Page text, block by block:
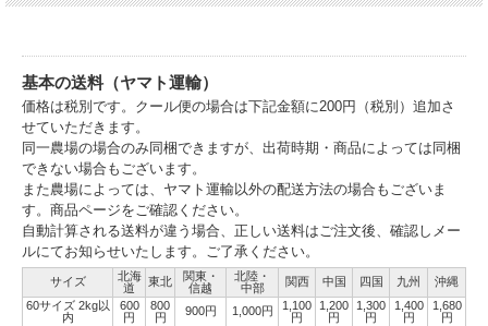
基本の送料（ヤマト運輸）
価格は税別です。クール便の場合は下記金額に200円（税別）追加さ
せていただきます。
同一農場の場合のみ同梱できますが、出荷時期・商品によっては同梱
できない場合もございます。
また農場によっては、ヤマト運輸以外の配送方法の場合もございま
す。商品ページをご確認ください。
自動計算される送料が違う場合、正しい送料はご注文後、確認しメー
ルにてお知らせいたします。ご了承ください。
サイズ
北海
道
東北
関東・
信越
北陸・
中部
関西 中国 四国 九州
沖縄
60サイズ 2kg以
内
600
円
800
円
900円 1,000円
1,100
円
1,200
円
1,300
円
1,400
円
1,680
円